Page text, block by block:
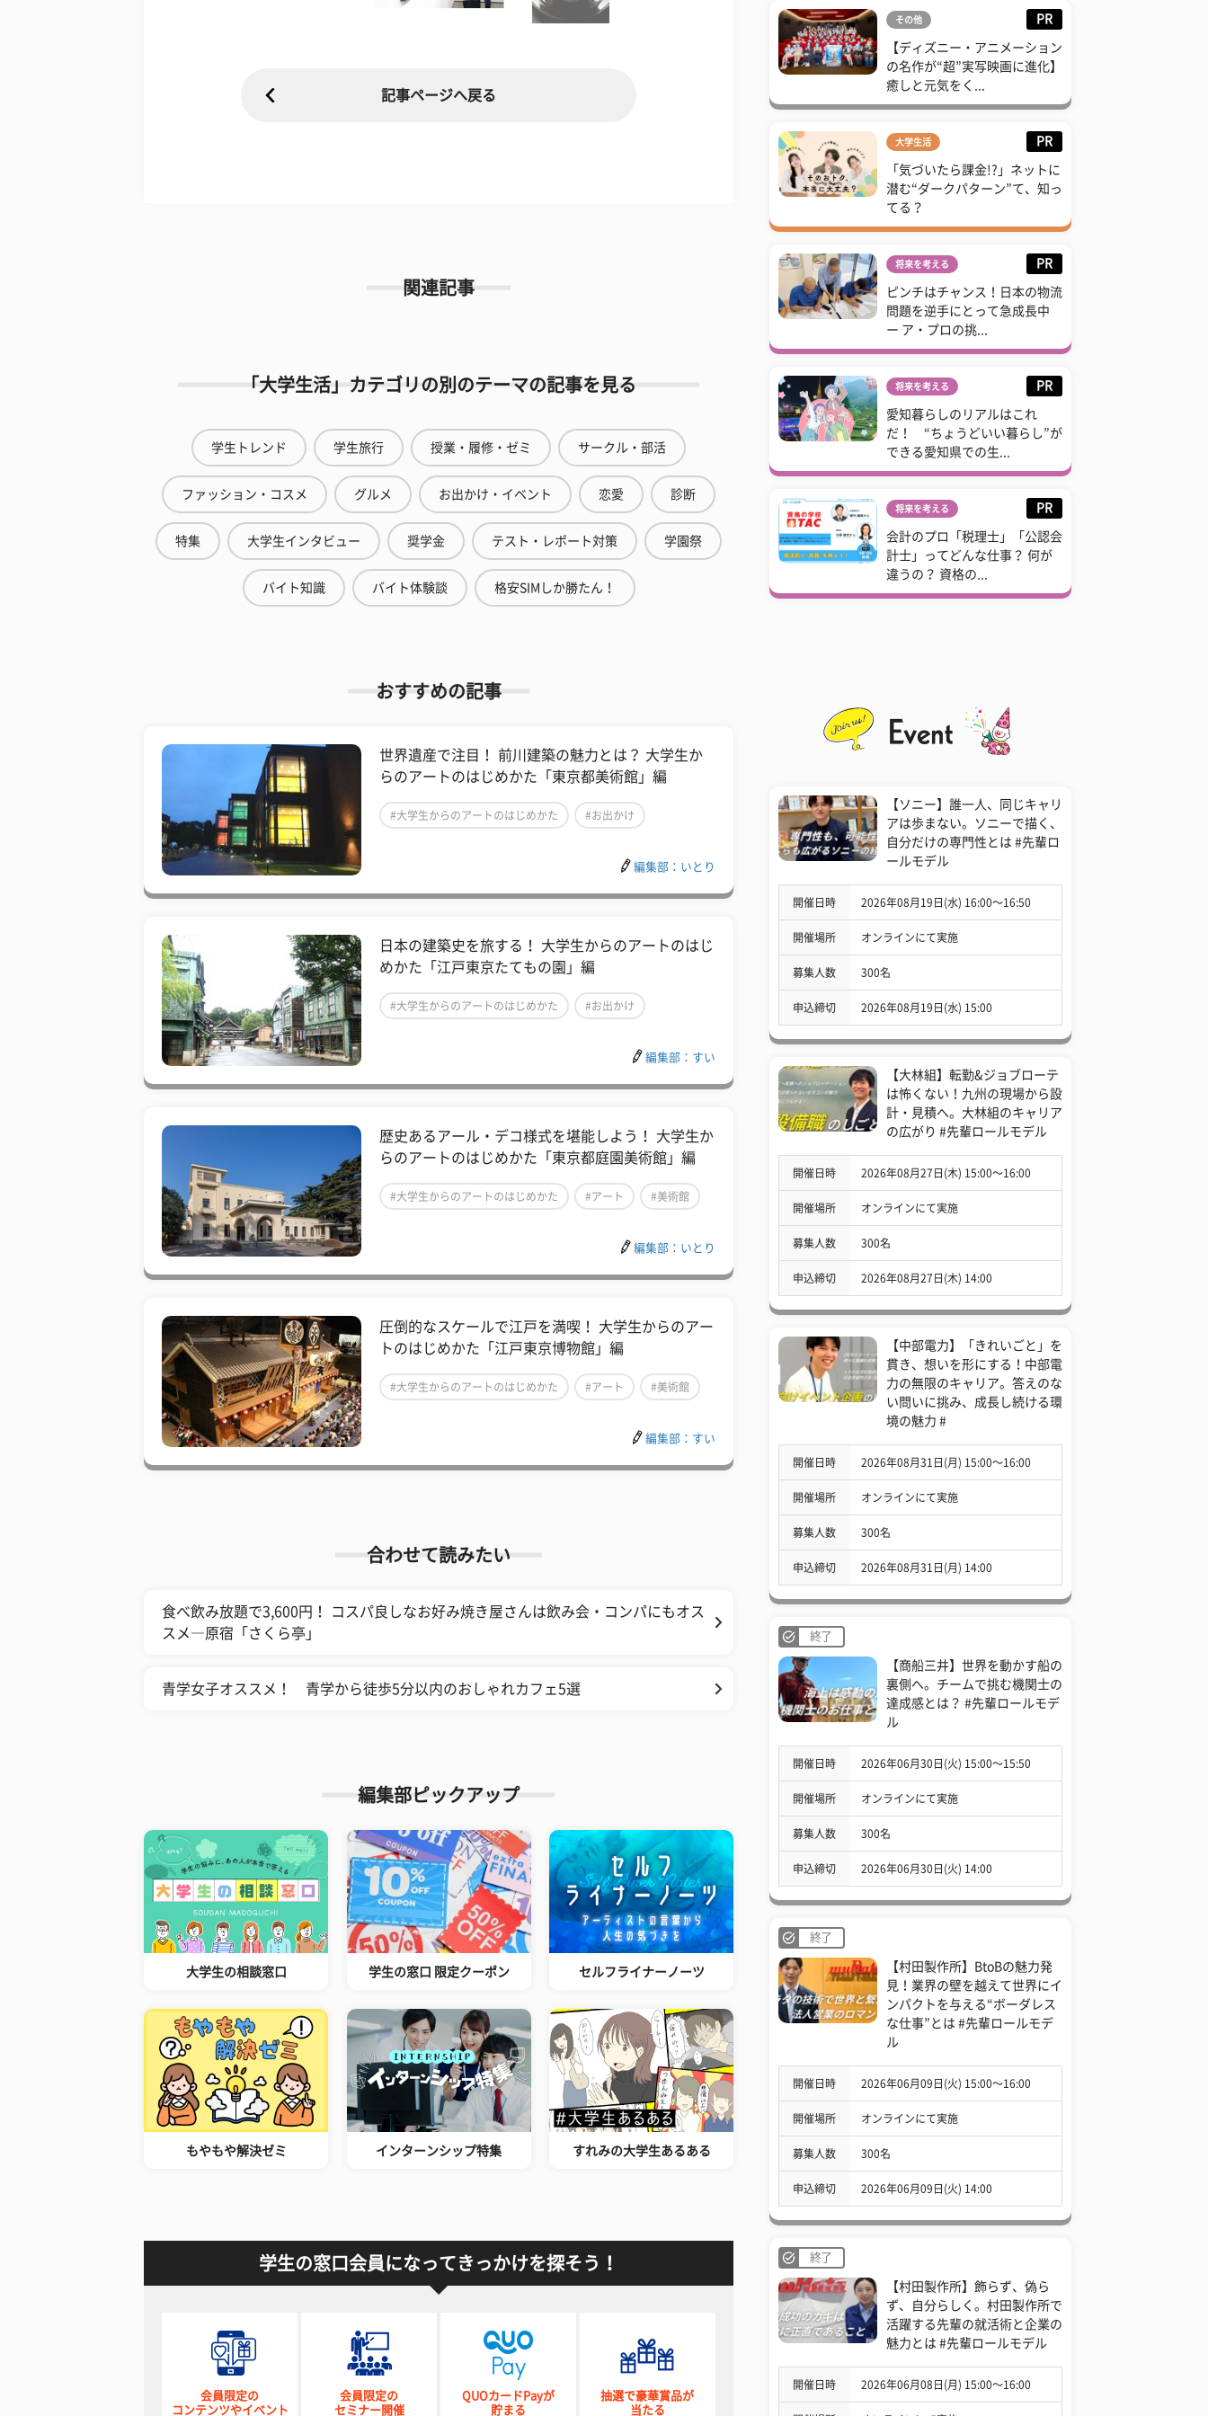
記事ページへ戻る
関連記事
「大学生活」カテゴリの別のテーマの記事を見る
学生トレンド 学生旅行 授業・履修・ゼミ サークル・部活
ファッション・コスメ グルメ お出かけ・イベント 恋愛 診断
特集 大学生インタビュー 奨学金 テスト・レポート対策 学園祭
バイト知識 バイト体験談 格安SIMしか勝たん！
おすすめの記事
世界遺産で注目！ 前川建築の魅力とは？ 大学生か
らのアートのはじめかた「東京都美術館」編
#大学生からのアートのはじめかた #お出かけ
編集部：いとり
日本の建築史を旅する！ 大学生からのアートのはじ
めかた「江戸東京たてもの園」編
#大学生からのアートのはじめかた #お出かけ
編集部：すい
歴史あるアール・デコ様式を堪能しよう！ 大学生か
らのアートのはじめかた「東京都庭園美術館」編
#大学生からのアートのはじめかた #アート #美術館
編集部：いとり
圧倒的なスケールで江戸を満喫！ 大学生からのアー
トのはじめかた「江戸東京博物館」編
#大学生からのアートのはじめかた #アート #美術館
編集部：すい
合わせて読みたい
食べ飲み放題で3,600円！ コスパ良しなお好み焼き屋さんは飲み会・コンパにもオス
スメ―原宿「さくら亭」
青学女子オススメ！ 青学から徒歩5分以内のおしゃれカフェ5選
編集部ピックアップ
大学生の相談窓口 学生の窓口 限定クーポン セルフライナーノーツ
もやもや解決ゼミ インターンシップ特集 すれみの大学生あるある
学生の窓口会員になってきっかけを探そう！
会員限定の
コンテンツやイベント
会員限定の
セミナー開催
QUOカードPayが
貯まる
抽選で豪華賞品が
当たる
その他 PR
【ディズニー・アニメーション
の名作が“超”実写映画に進化】
癒しと元気をく...
大学生活 PR
「気づいたら課金!?」ネットに
潜む“ダークパターン”て、知っ
てる？
将来を考える PR
ピンチはチャンス！日本の物流
問題を逆手にとって急成長中
ー ア・プロの挑...
将来を考える PR
愛知暮らしのリアルはこれ
だ！ “ちょうどいい暮らし”が
できる愛知県での生...
将来を考える PR
会計のプロ「税理士」「公認会
計士」ってどんな仕事？ 何が
違うの？ 資格の...
【ソニー】誰一人、同じキャリ
アは歩まない。ソニーで描く、
自分だけの専門性とは #先輩ロ
ールモデル
開催日時 2026年08月19日(水) 16:00〜16:50
開催場所 オンラインにて実施
募集人数 300名
申込締切 2026年08月19日(水) 15:00
【大林組】転勤&ジョブローテ
は怖くない！九州の現場から設
計・見積へ。大林組のキャリア
の広がり #先輩ロールモデル
開催日時 2026年08月27日(木) 15:00〜16:00
開催場所 オンラインにて実施
募集人数 300名
申込締切 2026年08月27日(木) 14:00
【中部電力】「きれいごと」を
貫き、想いを形にする！中部電
力の無限のキャリア。答えのな
い問いに挑み、成長し続ける環
境の魅力 #
開催日時 2026年08月31日(月) 15:00〜16:00
開催場所 オンラインにて実施
募集人数 300名
申込締切 2026年08月31日(月) 14:00
終了
【商船三井】世界を動かす船の
裏側へ。チームで挑む機関士の
達成感とは？ #先輩ロールモデ
ル
開催日時 2026年06月30日(火) 15:00〜15:50
開催場所 オンラインにて実施
募集人数 300名
申込締切 2026年06月30日(火) 14:00
終了
【村田製作所】BtoBの魅力発
見！業界の壁を越えて世界にイ
ンパクトを与える“ボーダレス
な仕事”とは #先輩ロールモデ
ル
開催日時 2026年06月09日(火) 15:00〜16:00
開催場所 オンラインにて実施
募集人数 300名
申込締切 2026年06月09日(火) 14:00
終了
【村田製作所】飾らず、偽ら
ず、自分らしく。村田製作所で
活躍する先輩の就活術と企業の
魅力とは #先輩ロールモデル
開催日時 2026年06月08日(月) 15:00〜16:00